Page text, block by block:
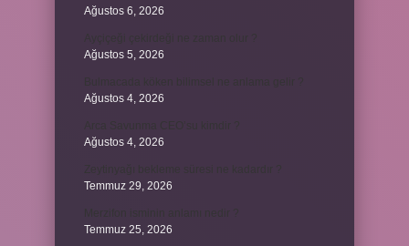
Ağustos 6, 2026
Ağustos 5, 2026
Ağustos 4, 2026
Ağustos 4, 2026
Temmuz 29, 2026
Temmuz 25, 2026